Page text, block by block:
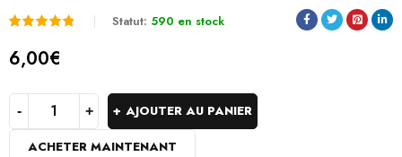
basé
notation
Statut: 590 en stock
6,00€
AJOUTER AU PANIER
ACHETER MAINTENANT